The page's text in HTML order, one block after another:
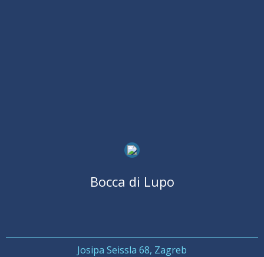
Bocca di Lupo
Josipa Seissla 68, Zagreb